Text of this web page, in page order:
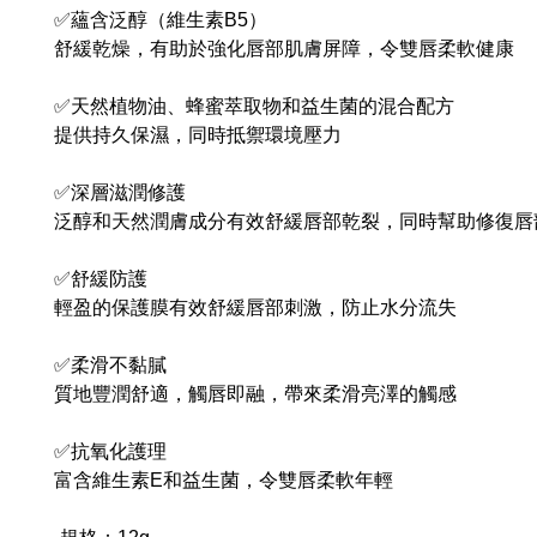
✅蘊含泛醇（維生素B5）
舒緩乾燥，有助於強化唇部肌膚屏障，令雙唇柔軟健康
✅天然植物油、蜂蜜萃取物和益生菌的混合配方
提供持久保濕，同時抵禦環境壓力
✅深層滋潤修護
泛醇和天然潤膚成分有效舒緩唇部乾裂，同時幫助修復
✅舒緩防護
輕盈的保護膜有效舒緩唇部刺激，防止水分流失
✅柔滑不黏膩
質地豐潤舒適，觸唇即融，帶來柔滑亮澤的觸感
✅抗氧化護理
富含維生素E和益生菌，令雙唇柔軟年輕